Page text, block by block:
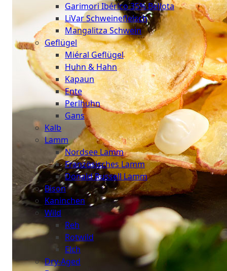
Garimori Ibérico 35% Bellota
LiVar Schweinefleisch
Mangalitza Schwein
Geflügel
Miéral Geflügel
Huhn & Hahn
Kapaun
Ente
Perlhuhn
Gans
Kalb
Lamm
Nordsee Lamm
Französisches Lamm
Donald Russell Lamm
Bison
Kaninchen
Wild
Reh
Rotwild
Elch
Dry-Aged